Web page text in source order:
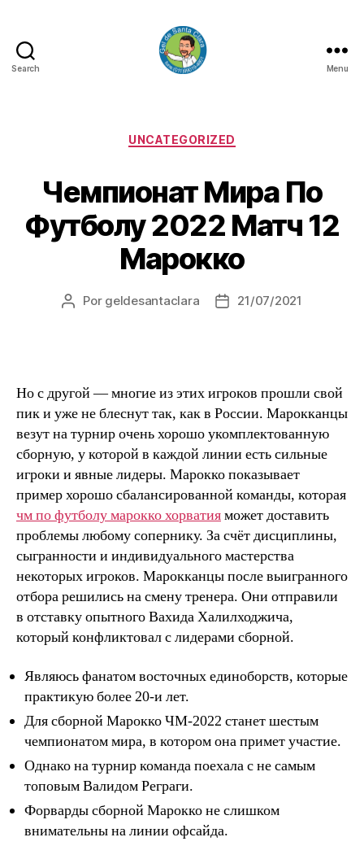
Search
CLARA
Menu
Categorias
UNCATEGORIZED
Чемпионат Мира По
Футболу 2022 Матч 12
Марокко
Autor
Por geldesantaclara
Data21/07/2021
Но с другой — многие из этих игроков прошли свой
пик и уже не блеснут так, как в России. Марокканцы
везут на турнир очень хорошо укомплектованную
сборную, у которой в каждой линии есть сильные
игроки и явные лидеры. Марокко показывает
пример хорошо сбалансированной команды, которая
чм по футболу марокко хорватияможет доставить
проблемы любому сопернику. За счёт дисциплины,
сыгранности и индивидуального мастерства
некоторых игроков. Марокканцы после выигранного
отбора решились на смену тренера. Они отправили
в отставку опытного Вахида Халилходжича,
который конфликтовал с лидерами сборной.
Являюсь фанатом восточных единоборств, которые
практикую более 20-и лет.
Для сборной Марокко ЧМ-2022 станет шестым
чемпионатом мира, в котором она примет участие.
Однако на турнир команда поехала с не самым
топовым Валидом Реграги.
Форварды сборной Марокко не слишком
внимательны на линии офсайда.